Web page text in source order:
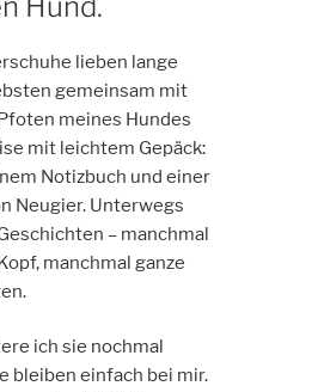
lieben lange
gemeinsam mit
meines Hundes
mit leichtem Gepäck:
Notizbuch und einer
Neugier. Unterwegs
– manchmal
manchmal ganze
ich sie nochmal
bleiben einfach bei mir.